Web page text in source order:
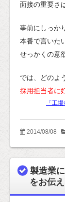
面接の重要さ
事前にしっか
本番で言いた
せっかくの意
では、どのよ
採用担当者に
「工
2014/08/08
製造業
をお伝